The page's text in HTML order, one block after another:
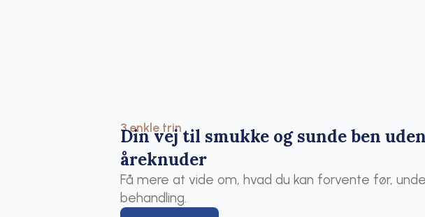
3 enkle trin
Din vej til smukke og sunde ben uden
åreknuder
Få mere at vide om, hvad du kan forvente før,
behandling.